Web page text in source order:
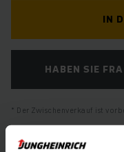
IN
HABEN SIE
Der Zwischenverkauf ist